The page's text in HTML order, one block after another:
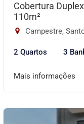
Cobertura
110m²
Campestre,
2 Quartos 3
Mais informações